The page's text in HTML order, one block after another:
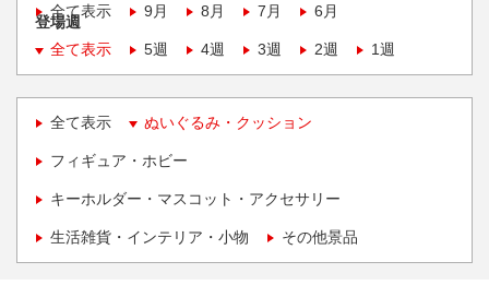
全て表示
9月 8月 7月 6月
登場週
全て表示
5週 4週 3週 2週 1週
全て表示 ぬいぐるみ・クッション
フィギュア・ホビー
キーホルダー・マスコット・アクセサリー
生活雑貨・インテリア・小物 その他景品